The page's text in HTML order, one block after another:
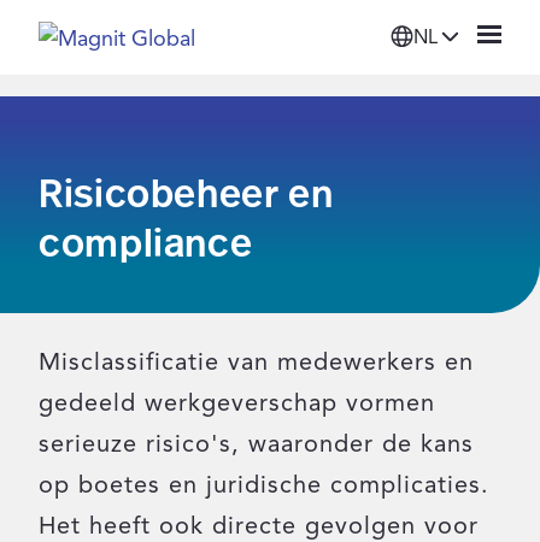
NL
Oplossingen
Diensten
Bronnen
Inloggen
Risicobeheer en
compliance
Misclassificatie van medewerkers en
gedeeld werkgeverschap vormen
serieuze risico's, waaronder de kans
op boetes en juridische complicaties.
Het heeft ook directe gevolgen voor